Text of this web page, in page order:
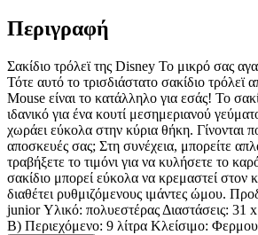
Περιγραφή
Σακίδιο τρόλεϊ της Disney Το μικρό σας
Τότε αυτό το τρισδιάστατο σακίδιο
Mouse είναι το κατάλληλο για εσάς! Το
ιδανικό για ένα κουτί μεσημεριανού
χωράει εύκολα στην κύρια θήκη. Γίνονται
αποσκευές σας; Στη συνέχεια, μπορείτε
τραβήξετε το τιμόνι για να κυλήσετε το
σακίδιο μπορεί εύκολα να κρεμαστεί στον
διαθέτει ρυθμιζόμενους ιμάντες ώμου.
junior Υλικό: πολυεστέρας Διαστάσεις:
Β) Περιεχόμενο: 9 λίτρα Κλείσιμο: